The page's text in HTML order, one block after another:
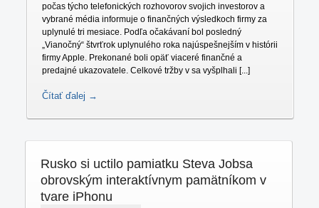
počas týcho telefonických rozhovorov svojich investorov a
vybrané média informuje o finančných výsledkoch firmy za
uplynulé tri mesiace. Podľa očakávaní bol posledný
„Vianočný“ štvrťrok uplynulého roka najúspešnejším v histórii
firmy Apple. Prekonané boli opäť viaceré finančné a
predajné ukazovatele. Celkové tržby v sa vyšplhali [...]
Čítať ďalej →
Rusko si uctilo pamiatku Steva Jobsa
obrovským interaktívnym pamätníkom v
tvare iPhonu